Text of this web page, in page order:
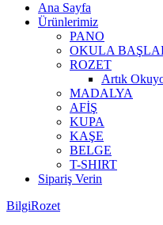
Ana Sayfa
Ürünlerimiz
PANO
OKULA
ROZET
Artık
MADALYA
AFİŞ
KUPA
KAŞE
BELGE
T-SHIRT
Sipariş Verin
BilgiRozet